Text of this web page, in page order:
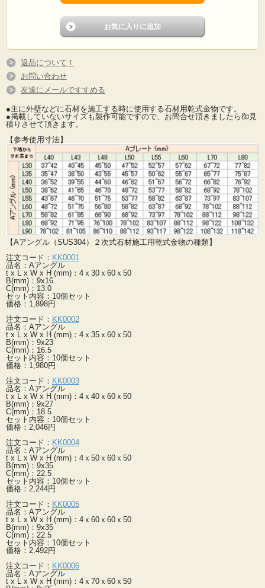
返品について！
お問い合わせ
友達にメールですすめる
●主に外壁などに石材を施工する時に使用する石材用乾式金物です。
●掲載していないサイズも製作可能ですので、お問合せ頂きましたら御見
積りさせて頂きます。
【参考使用寸法】
【Aアングル（SUS304）２次式石材施工用乾式金物の種類】
注文コード： KK0001
品名：Aアングル
t x L x W x H (mm)：4ｘ30ｘ60ｘ50
B(mm)：9x16
C(mm)：13.0
セット内容：10個セット
価格：1,898円
注文コード： KK0002
品名：Aアングル
t x L x W x H (mm)：4ｘ35ｘ60ｘ50
B(mm)：9x23
C(mm)：16.5
セット内容：10個セット
価格：1,980円
注文コード： KK0003
品名：Aアングル
t x L x W x H (mm)：4ｘ40ｘ60ｘ50
B(mm)：9x27
C(mm)：18.5
セット内容：10個セット
価格：2,046円
注文コード： KK0004
品名：Aアングル
t x L x W x H (mm)：4ｘ50ｘ60ｘ50
B(mm)：9x35
C(mm)：22.5
セット内容：10個セット
価格：2,244円
注文コード： KK0005
品名：Aアングル
t x L x W x H (mm)：4ｘ60ｘ60ｘ50
B(mm)：9x35
C(mm)：22.5
セット内容：10個セット
価格：2,492円
注文コード： KK0006
品名：Aアングル
t x L x W x H (mm)：4ｘ70ｘ60ｘ50